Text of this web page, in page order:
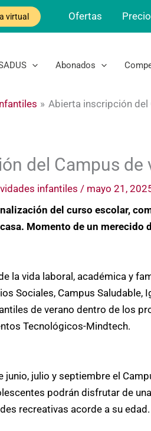
virtual Ofertas
Abonados
Abierta inscripción del
del Campus de
infantiles / mayo 21,
del curso escolar,
Momento de un merecido
la vida laboral, académica y
Sociales, Campus Saludable,
de verano dentro de los
Tecnológicos-Mindtech.
junio, julio y septiembre el
podrán disfrutar de
recreativas acorde a su